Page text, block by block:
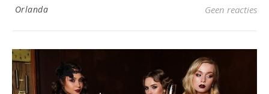
Orlanda Geen reacties